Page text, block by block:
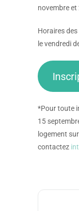
novembre
Horaires
le vendredi
*Pour toute
15
logement
contactez